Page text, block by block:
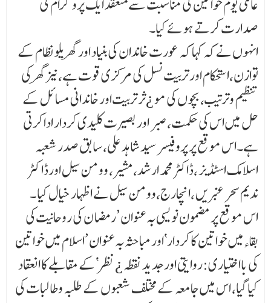
صدارت کرتے ہوئے کیا۔
انہوں نے کہ کہا کہ عورت خاندان کی بنیاد اور گھریلو نظام کے
توازن،استحکام اور تربیت نسل کی مرکزی قوت ہے،نیز گھر کی
تنظیم وترتیب، بچوں کی مو ¿ثر تربیت اور خاندانی مسائل کے
حل میں اس کی حکمت، صبر اور بصیرت کلیدی کردار ادا کرتی
ہے۔اس موقع پر پروفیسر سید شاہد علی، سابق صدر شعبہ
اسلامک اسٹڈیز ،ڈاکٹر محمد ارشد،مشیر، وومن سیل اورڈا کٹر
ندیم سحر عنبریں ،انچارج،وومن سیل نے اظہار خیال کیا ۔
اس موقع پر مضمون نویسی بہ عنوان ’رمضا ن کی روحانیت کی
بقاءمیں خواتین کا کردار‘اور مباحثہ بہ عنوان ’اسلام میں خواتین
کی بااختیاری:روایتی اور جدید نقطہ ¿ نظر‘کے مقابلے کا انعقاد
کیا گیا، اس میں جامعہ کے مختلف شعبوں کے طلبہ وطالبات کی